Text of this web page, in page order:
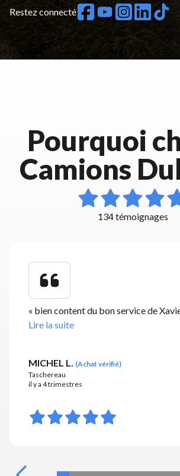
Restez connecté
Pourquoi
Camions
134 témoignages
« bien content du bon service de
Lire la suite
MICHEL L. (Achat vérifié)
Taschereau
il y a 4 trimestres